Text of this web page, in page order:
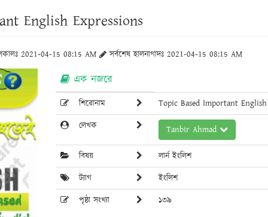
English Expressions
2021-04-15 08:15 AM সর্বশেষ হালনাগাদঃ 2021-04-15 08:15 AM
এক নজরে
শিরোনাম
Topic Based Important English
লেখক
Tanbir Ahmad
বিষয়
লার্ন ইংলিশ
ট্যাগ
ইংলিশ
পৃষ্ঠা সংখ্যা
১৩৯